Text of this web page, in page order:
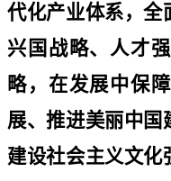
代化产业体系，全
兴国战略、人才
略，在发展中保
展、推进美丽中国
建设社会主义文化